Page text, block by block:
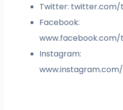
Twitter:
Facebook:
Instagram: